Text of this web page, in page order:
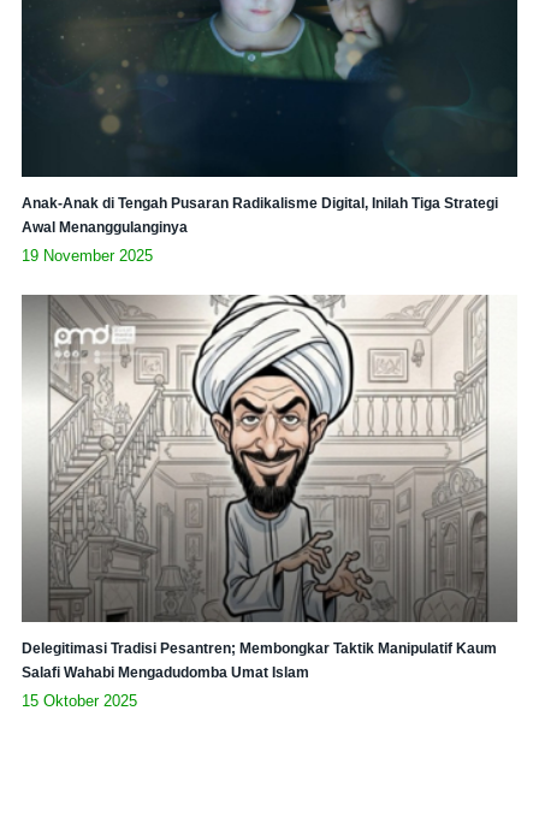
Anak-Anak di Tengah Pusaran Radikalisme Digital, Inilah Tiga Strategi
Awal Menanggulanginya
19 November 2025
Delegitimasi Tradisi Pesantren; Membongkar Taktik Manipulatif Kaum
Salafi Wahabi Mengadudomba Umat Islam
15 Oktober 2025